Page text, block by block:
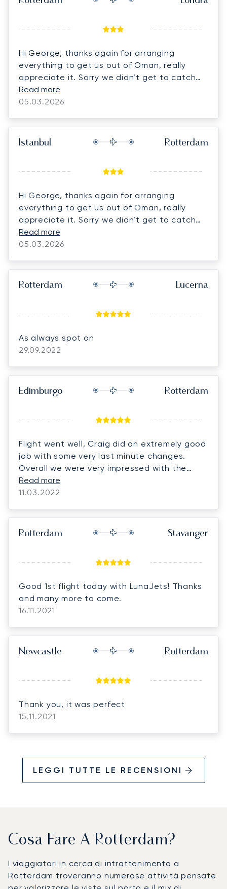
Hi George, thanks again for arranging
everything to get us out of Oman, really
appreciate it. Sorry we didn’t get to catch
up for long at the airport, ended up a bit
rushed with the cars and thought we had to
quickly in the end!
Read more
05.03.2026
Istanbul Rotterdam
Hi George, thanks again for arranging
everything to get us out of Oman, really
appreciate it. Sorry we didn’t get to catch
up for long at the airport, ended up a bit
rushed with the cars and thought we had to
quickly in the end!
Read more
05.03.2026
Rotterdam Lucerna
As always spot on
29.09.2022
Edimburgo Rotterdam
Flight went well, Craig did an extremely good
job with some very last minute changes.
Overall we were very impressed with the
service.
Read more
11.03.2022
Rotterdam Stavanger
Good 1st flight today with LunaJets! Thanks
and many more to come.
16.11.2021
Newcastle Rotterdam
Thank you, it was perfect
15.11.2021
LEGGI TUTTE LE RECENSIONI
Cosa Fare A Rotterdam?
I viaggiatori in cerca di intrattenimento a
Rotterdam troveranno numerose attività pensate